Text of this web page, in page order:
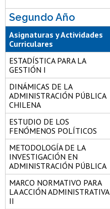
Segundo Año
Asignaturas y Actividades
Curriculares
ESTADÍSTICA PARA LA
GESTIÓN I
DINÁMICAS DE LA
ADMINISTRACIÓN PÚBLICA
CHILENA
ESTUDIO DE LOS
FENÓMENOS POLÍTICOS
METODOLOGÍA DE LA
INVESTIGACIÓN EN
ADMINISTRACIÓN PÚBLICA
MARCO NORMATIVO PARA
LA ACCIÓN ADMINISTRATIVA
II